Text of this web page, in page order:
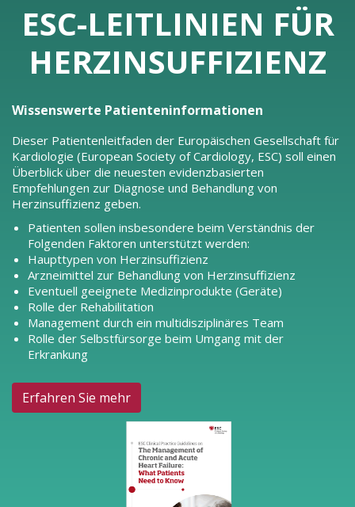
ESC-LEITLINIEN FÜR
HERZINSUFFIZIENZ
Wissenswerte Patienteninformationen
Dieser Patientenleitfaden der Europäischen Gesellschaft für
Kardiologie (European Society of Cardiology, ESC) soll einen
Überblick über die neuesten evidenzbasierten
Empfehlungen zur Diagnose und Behandlung von
Herzinsuffizienz geben.
Patienten sollen insbesondere beim Verständnis der
Folgenden Faktoren unterstützt werden:
Haupttypen von Herzinsuffizienz
Arzneimittel zur Behandlung von Herzinsuffizienz
Eventuell geeignete Medizinprodukte (Geräte)
Rolle der Rehabilitation
Management durch ein multidisziplinäres Team
Rolle der Selbstfürsorge beim Umgang mit der
Erkrankung
Erfahren Sie mehr